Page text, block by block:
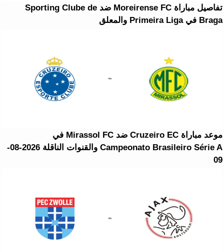
تفاصيل مباراة Moreirense FC ضد Sporting Clube de
Braga في Primeira Liga والمعلق
موعد مباراة Cruzeiro EC ضد Mirassol FC في
Campeonato Brasileiro Série A والقنوات الناقلة 2026-08-
09